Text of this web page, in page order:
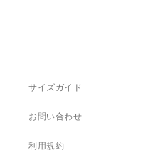
サイズガイド
お問い合わせ
利用規約